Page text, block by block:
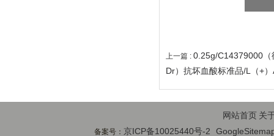
上一篇 : 0.25g/C14379000
Dr）抗坏血酸标准品/L（+
网站首页 关
备案号： 京ICP备10025440号-2